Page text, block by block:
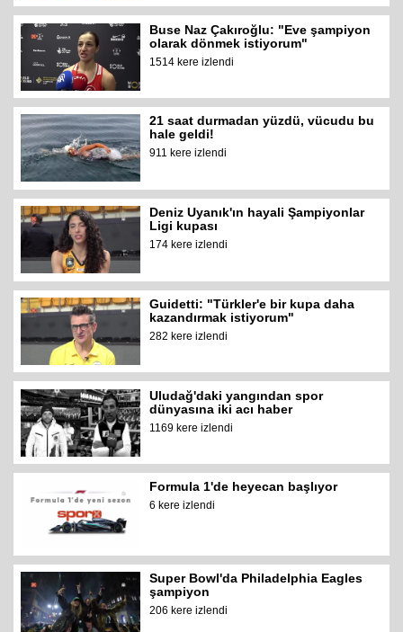
Buse Naz Çakıroğlu: "Eve şampiyon
olarak dönmek istiyorum"
1514 kere izlendi
21 saat durmadan yüzdü, vücudu bu
hale geldi!
911 kere izlendi
Deniz Uyanık'ın hayali Şampiyonlar
Ligi kupası
174 kere izlendi
Guidetti: "Türkler'e bir kupa daha
kazandırmak istiyorum"
282 kere izlendi
Uludağ'daki yangından spor
dünyasına iki acı haber
1169 kere izlendi
Formula 1'de heyecan başlıyor
6 kere izlendi
Super Bowl'da Philadelphia Eagles
şampiyon
206 kere izlendi